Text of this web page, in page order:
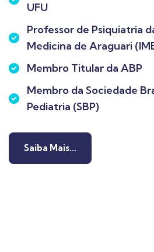
UFU
Professor de Psiquiatria
Medicina de Araguari
Membro Titular da ABP
Membro da Sociedade
Pediatria (SBP)
Saiba Mais...